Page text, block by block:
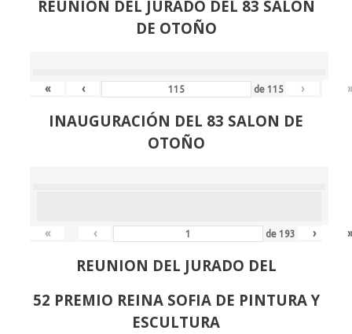
REUNIÓN DEL JURADO DEL 83 SALON
DE OTOÑO
« ‹ de115 ›
INAUGURACIÓN DEL 83 SALON DE
OTOÑO
« ‹ de193 ›
REUNION DEL JURADO DEL
52 PREMIO REINA SOFIA DE PINTURA Y
ESCULTURA